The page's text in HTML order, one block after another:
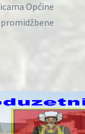
Općine